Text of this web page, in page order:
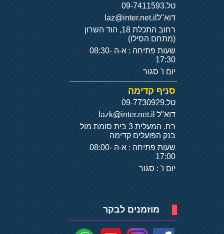
טל.09-7411593
דוא"ל laz@inter.net.il
רחוב התכלת 18, הוד השרון
(מתחם הסילו)
שעות פתיחה : א-ה 08:30-
17:30
יום ו' סגור
סניף קדימה
טל.09-7730929
דוא"ל
רח. המעלית 3 בית סומת מול
בנק הפועלים קדימה
שעות פתיחה : א-ה 08:00-
17:00
יום ו' : סגור
מוזמנים לבקר